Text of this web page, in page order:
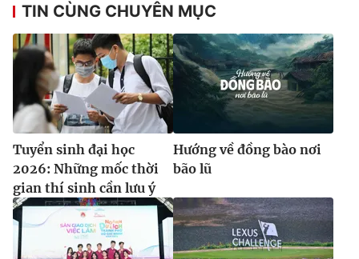
TIN CÙNG CHUYÊN MỤC
Tuyển sinh đại học
2026: Những mốc thời
gian thí sinh cần lưu ý
Hướng về đồng bào nơi
bão lũ